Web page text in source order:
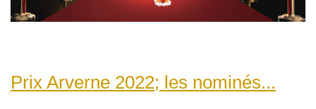
Prix Arverne 2022; les nominés...